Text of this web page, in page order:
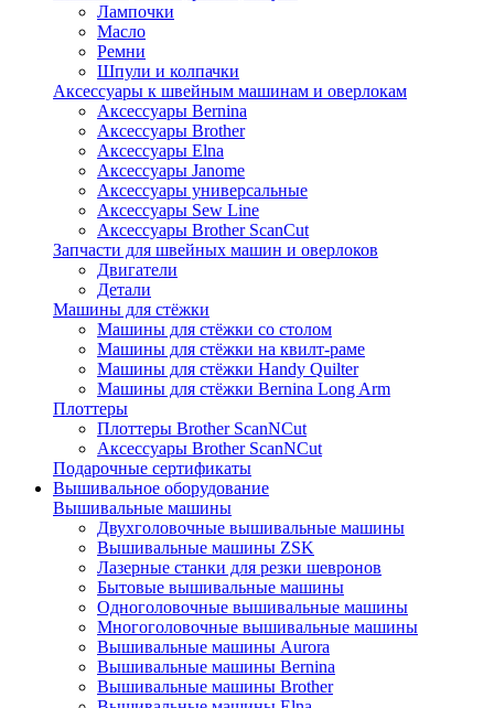
Лампочки
Масло
Ремни
Шпули и колпачки
Аксессуары к швейным машинам и оверлокам
Аксессуары Bernina
Аксессуары Brother
Аксессуары Elna
Аксессуары Janome
Аксессуары универсальные
Аксессуары Sew Line
Аксессуары Brother ScanCut
Запчасти для швейных машин и оверлоков
Двигатели
Детали
Машины для стёжки
Машины для стёжки со столом
Машины для стёжки на квилт-раме
Машины для стёжки Handy Quilter
Машины для стёжки Bernina Long Arm
Плоттеры
Плоттеры Brother ScanNCut
Аксессуары Brother ScanNCut
Подарочные сертификаты
Вышивальное оборудование
Вышивальные машины
Двухголовочные вышивальные машины
Вышивальные машины ZSK
Лазерные станки для резки шевронов
Бытовые вышивальные машины
Одноголовочные вышивальные машины
Многоголовочные вышивальные машины
Вышивальные машины Aurora
Вышивальные машины Bernina
Вышивальные машины Brother